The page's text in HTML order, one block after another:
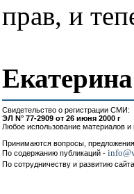
прав, и
Свидетельство о регистрации СМИ:
ЭЛ N° 77-2909 от 26 июня 2000 г
Любое использование материалов
Принимаются вопросы,
По содержанию публикаций -
По сотрудничеству и развитию